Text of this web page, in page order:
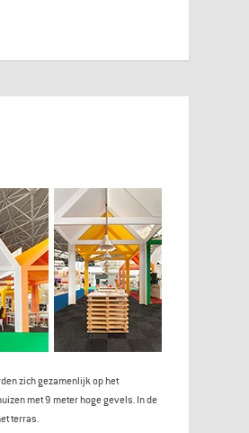
zich gezamenlijk op het
met 9 meter hoge gevels. In de
terras.